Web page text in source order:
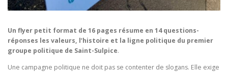
Un flyer petit format de 16 pages résume en 14 questions-
réponses les valeurs, l’histoire et la ligne politique du premier
groupe politique de Saint-Sulpice.
Une campagne politique ne doit pas se contenter de slogans. Elle exige